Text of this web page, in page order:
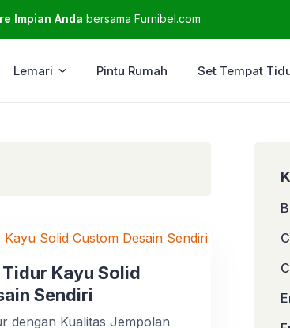
Impian Anda bersama Furnibel.com
Lemari Pintu Rumah Set Tempat
Kayu Solid
Sendiri
dengan Kualitas Jempolan